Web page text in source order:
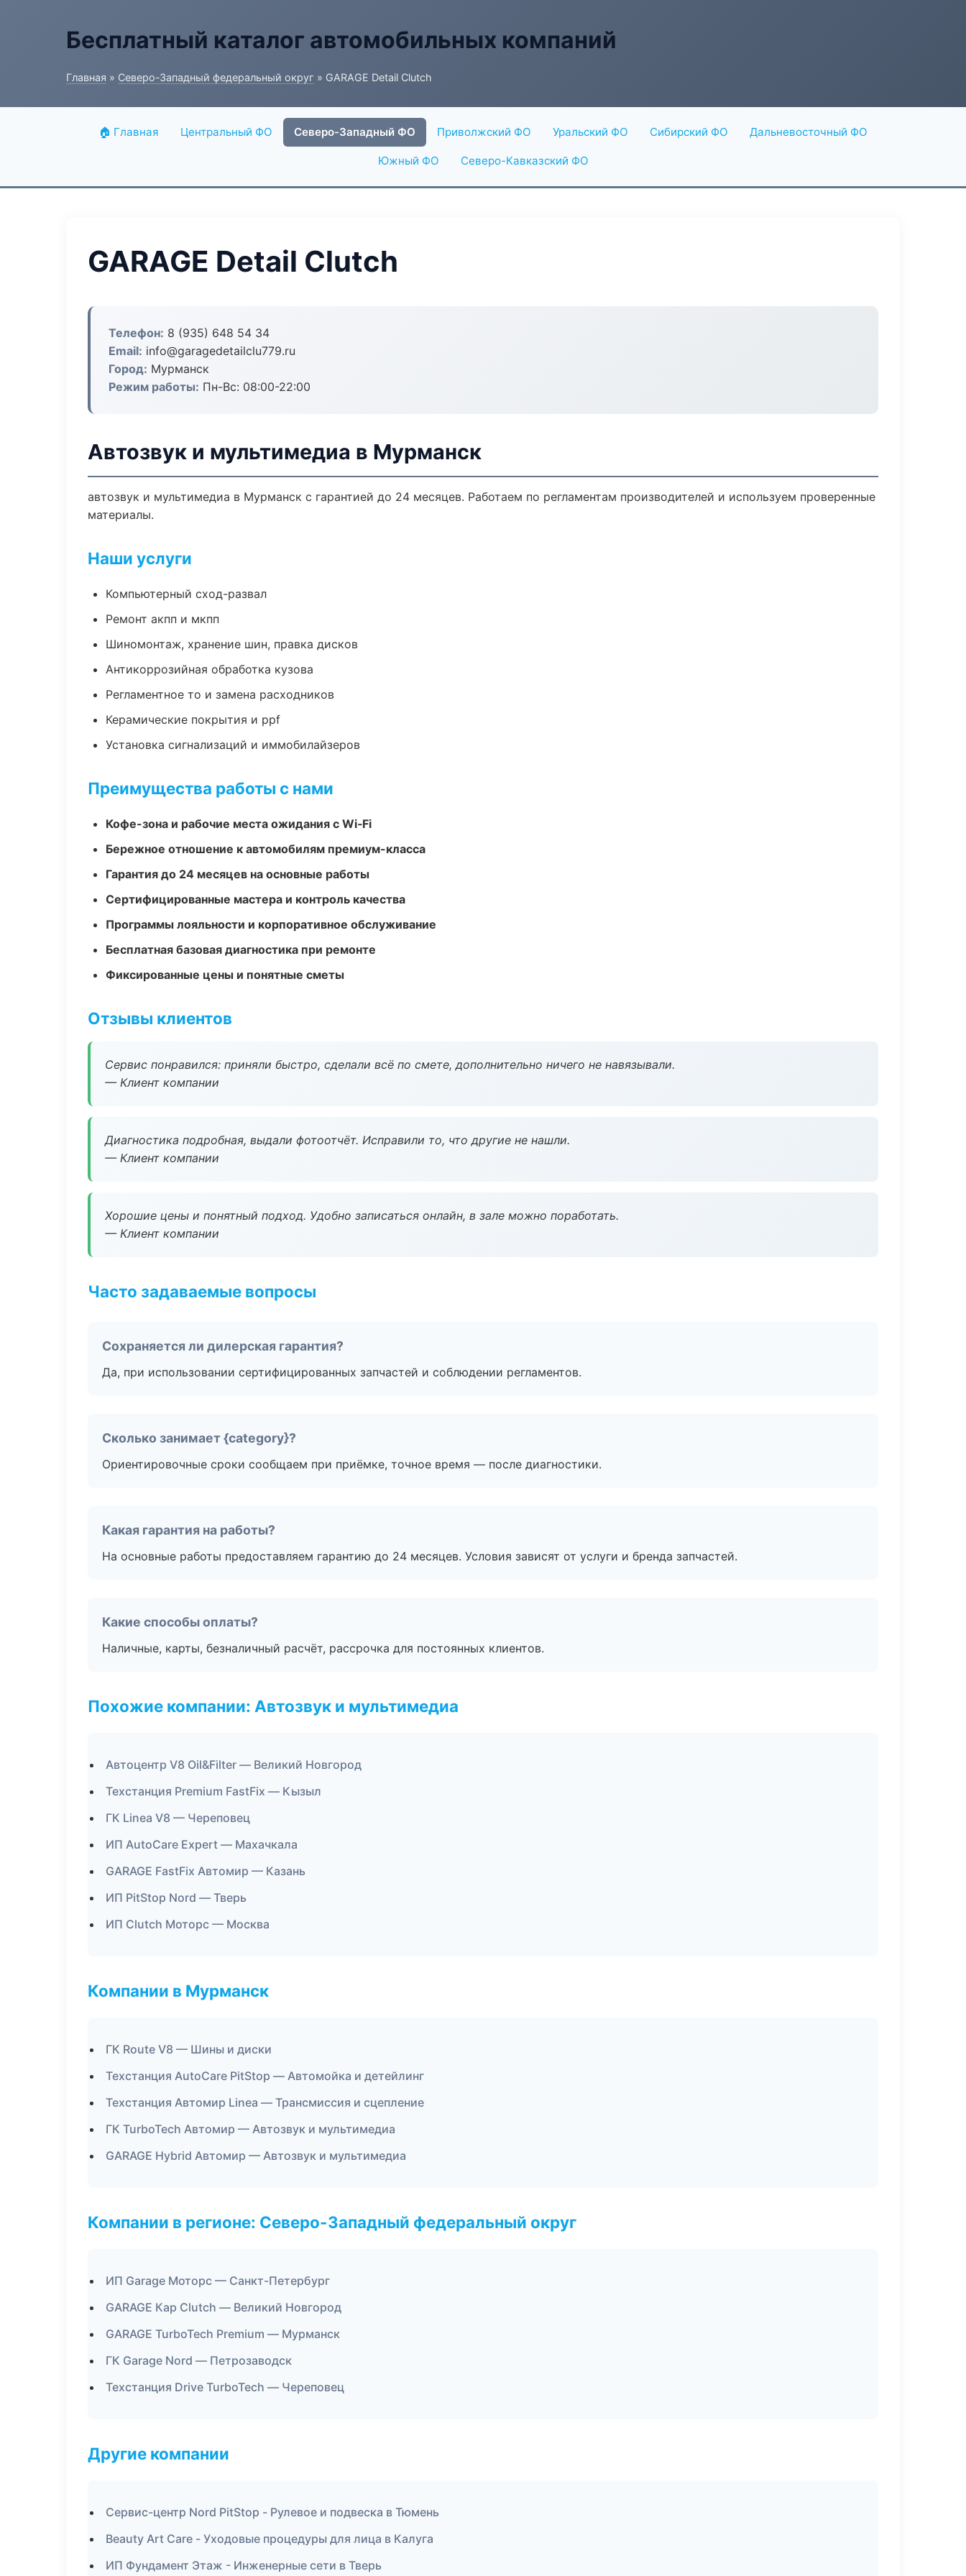
Бесплатный каталог автомобильных компаний
Главная » Северо-Западный федеральный округ » GARAGE Detail Clutch
🏠 Главная Центральный ФО Северо-Западный ФО Приволжский ФО Уральский ФО Сибирский ФО Дальневосточный ФО
Южный ФО Северо-Кавказский ФО
GARAGE Detail Clutch
Телефон: 8 (935) 648 54 34
Email: info@garagedetailclu779.ru
Город: Мурманск
Режим работы: Пн-Вс: 08:00-22:00
Автозвук и мультимедиа в Мурманск
автозвук и мультимедиа в Мурманск с гарантией до 24 месяцев. Работаем по регламентам производителей и используем проверенные
материалы.
Наши услуги
Компьютерный сход-развал
Ремонт акпп и мкпп
Шиномонтаж, хранение шин, правка дисков
Антикоррозийная обработка кузова
Регламентное то и замена расходников
Керамические покрытия и ppf
Установка сигнализаций и иммобилайзеров
Преимущества работы с нами
Кофе-зона и рабочие места ожидания с Wi‑Fi
Бережное отношение к автомобилям премиум-класса
Гарантия до 24 месяцев на основные работы
Сертифицированные мастера и контроль качества
Программы лояльности и корпоративное обслуживание
Бесплатная базовая диагностика при ремонте
Фиксированные цены и понятные сметы
Отзывы клиентов
Сервис понравился: приняли быстро, сделали всё по смете, дополнительно ничего не навязывали.
— Клиент компании
Диагностика подробная, выдали фотоотчёт. Исправили то, что другие не нашли.
— Клиент компании
Хорошие цены и понятный подход. Удобно записаться онлайн, в зале можно поработать.
— Клиент компании
Часто задаваемые вопросы
Сохраняется ли дилерская гарантия?
Да, при использовании сертифицированных запчастей и соблюдении регламентов.
Сколько занимает {category}?
Ориентировочные сроки сообщаем при приёмке, точное время — после диагностики.
Какая гарантия на работы?
На основные работы предоставляем гарантию до 24 месяцев. Условия зависят от услуги и бренда запчастей.
Какие способы оплаты?
Наличные, карты, безналичный расчёт, рассрочка для постоянных клиентов.
Похожие компании: Автозвук и мультимедиа
Автоцентр V8 Oil&Filter — Великий Новгород
Техстанция Premium FastFix — Кызыл
ГК Linea V8 — Череповец
ИП AutoCare Expert — Махачкала
GARAGE FastFix Автомир — Казань
ИП PitStop Nord — Тверь
ИП Clutch Моторс — Москва
Компании в Мурманск
ГК Route V8 — Шины и диски
Техстанция AutoCare PitStop — Автомойка и детейлинг
Техстанция Автомир Linea — Трансмиссия и сцепление
ГК TurboTech Автомир — Автозвук и мультимедиа
GARAGE Hybrid Автомир — Автозвук и мультимедиа
Компании в регионе: Северо-Западный федеральный округ
ИП Garage Моторс — Санкт-Петербург
GARAGE Кар Clutch — Великий Новгород
GARAGE TurboTech Premium — Мурманск
ГК Garage Nord — Петрозаводск
Техстанция Drive TurboTech — Череповец
Другие компании
Сервис-центр Nord PitStop - Рулевое и подвеска в Тюмень
Beauty Art Care - Уходовые процедуры для лица в Калуга
ИП Фундамент Этаж - Инженерные сети в Тверь